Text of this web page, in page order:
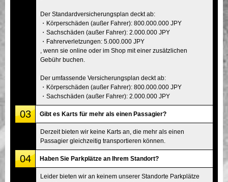
Der Standardversicherungsplan deckt ab:
・Körperschäden (außer Fahrer): 800.000.000 JPY
・Sachschäden (außer Fahrer): 2.000.000 JPY
・Fahrerverletzungen: 5.000.000 JPY
, wenn sie online oder im Shop mit einer zusätzlichen
Gebühr buchen.
Der umfassende Versicherungsplan deckt ab:
・Körperschäden (außer Fahrer): 800.000.000 JPY
・Sachschäden (außer Fahrer): 2.000.000 JPY
03 Gibt es Karts für mehr als einen Passagier?
Derzeit bieten wir keine Karts an, die mehr als einen
Passagier gleichzeitig transportieren können.
04 Haben Sie Parkplätze an Ihrem Standort?
Leider bieten wir an keinem unserer Standorte Parkplätze